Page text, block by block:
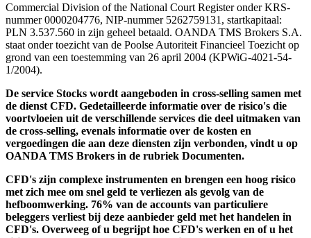
Commercial Division of the National Court Register onder KRS-
nummer 0000204776, NIP-nummer 5262759131, startkapitaal:
PLN 3.537.560 in zijn geheel betaald. OANDA TMS Brokers S.A.
staat onder toezicht van de Poolse Autoriteit Financieel Toezicht op
grond van een toestemming van 26 april 2004 (KPWiG-4021-54-
1/2004).
De service Stocks wordt aangeboden in cross-selling samen met
de dienst CFD. Gedetailleerde informatie over de risico's die
voortvloeien uit de verschillende services die deel uitmaken van
de cross-selling, evenals informatie over de kosten en
vergoedingen die aan deze diensten zijn verbonden, vindt u op
OANDA TMS Brokers in de rubriek Documenten.
CFD's zijn complexe instrumenten en brengen een hoog risico
met zich mee om snel geld te verliezen als gevolg van de
hefboomwerking. 76% van de accounts van particuliere
beleggers verliest bij deze aanbieder geld met het handelen in
CFD's. Overweeg of u begrijpt hoe CFD's werken en of u het